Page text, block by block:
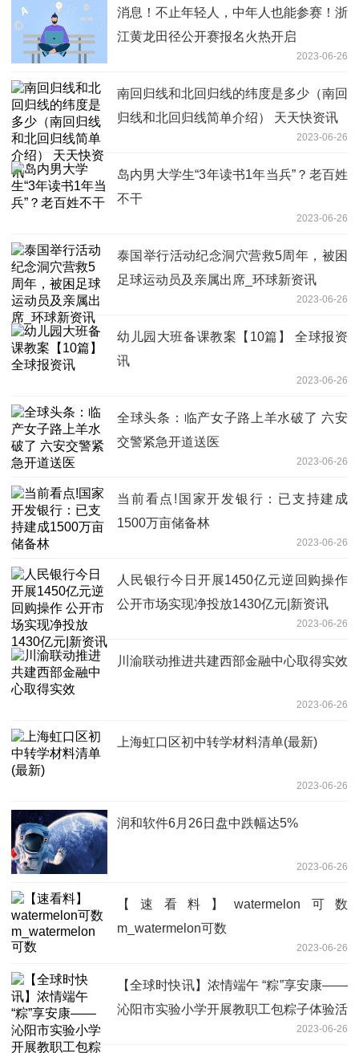
消息！不止年轻人，中年人也能参赛！浙
江黄龙田径公开赛报名火热开启
2023-06-26
南回归线和北回归线的纬度是多少（南回
归线和北回归线简单介绍） 天天快资讯
2023-06-26
岛内男大学生“3年读书1年当兵”？老百姓
不干
2023-06-26
泰国举行活动纪念洞穴营救5周年，被困
足球运动员及亲属出席_环球新资讯
2023-06-26
幼儿园大班备课教案【10篇】 全球报资
讯
2023-06-26
全球头条：临产女子路上羊水破了 六安
交警紧急开道送医
2023-06-26
当前看点!国家开发银行：已支持建成
1500万亩储备林
2023-06-26
人民银行今日开展1450亿元逆回购操作
公开市场实现净投放1430亿元|新资讯
2023-06-26
川渝联动推进共建西部金融中心取得实效
2023-06-26
上海虹口区初中转学材料清单(最新)
2023-06-26
润和软件6月26日盘中跌幅达5%
2023-06-26
【速看料】watermelon可数
m_watermelon可数
2023-06-26
【全球时快讯】浓情端午 “粽”享安康——
沁阳市实验小学开展教职工包粽子体验活
2023-06-26